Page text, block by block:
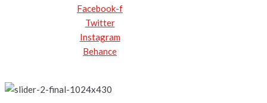
Facebook-f
Twitter
Instagram
Behance